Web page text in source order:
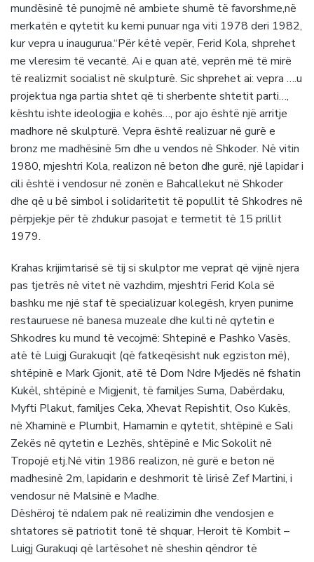
mundësinë të punojmë në ambiete shumë të favorshme,në
merkatën e qytetit ku kemi punuar nga viti 1978 deri 1982,
kur vepra u inaugurua.“Për këtë vepër, Ferid Kola, shprehet
me vleresim të vecantë. Ai e quan atë, veprën më të mirë
të realizmit socialist në skulpturë. Sic shprehet ai: vepra ….u
projektua nga partia shtet që ti sherbente shtetit parti…,
kështu ishte ideologjia e kohës…, por ajo është një arritje
madhore në skulpturë. Vepra është realizuar në gurë e
bronz me madhësinë 5m dhe u vendos në Shkoder. Në vitin
1980, mjeshtri Kola, realizon në beton dhe gurë, një lapidar i
cili është i vendosur në zonën e Bahcallekut në Shkoder
dhe që u bë simbol i solidaritetit të popullit të Shkodres në
përpjekje për të zhdukur pasojat e termetit të 15 prillit
1979.
Krahas krijimtarisë së tij si skulptor me veprat që vijnë njera
pas tjetrës në vitet në vazhdim, mjeshtri Ferid Kola së
bashku me një staf të specializuar kolegësh, kryen punime
restauruese në banesa muzeale dhe kulti në qytetin e
Shkodres ku mund të vecojmë: Shtepinë e Pashko Vasës,
atë të Luigj Gurakuqit (që fatkeqësisht nuk egziston më),
shtëpinë e Mark Gjonit, atë të Dom Ndre Mjedës në fshatin
Kukël, shtëpinë e Migjenit, të familjes Suma, Dabërdaku,
Myfti Plakut, familjes Ceka, Xhevat Repishtit, Oso Kukës,
në Xhaminë e Plumbit, Hamamin e qytetit, shtëpinë e Sali
Zekës në qytetin e Lezhës, shtëpinë e Mic Sokolit në
Tropojë etj.Në vitin 1986 realizon, në gurë e beton në
madhesinë 2m, lapidarin e deshmorit të lirisë Zef Martini, i
vendosur në Malsinë e Madhe.
Dëshëroj të ndalem pak në realizimin dhe vendosjen e
shtatores së patriotit tonë të shquar, Heroit të Kombit –
Luigj Gurakuqi që lartësohet në sheshin qëndror të